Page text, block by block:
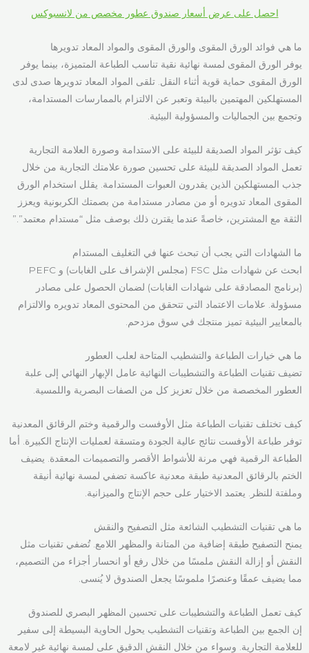
احصل على عرض أسعار صندوق عطور مخصص من لانسبوكس
ما هي فوائد الورق المقوى والورق المقوى والمواد المعاد تدويرها
يوفر الورق المقوى لمسة نهائية نقية تناسب الطباعة المتميزة، بينما يوفر
الورق المقوى حماية قوية أثناء النقل. تلقى المواد المعاد تدويرها صدى لدى
المستهلكين المهتمين بالبيئة وتعبر عن الالتزام بالممارسات المستدامة،
وتجمع بين الجماليات والمسؤولية البيئية.
كيف تؤثر المواد الصديقة للبيئة على الاستدامة وصورة العلامة التجارية
تعمل المواد الصديقة للبيئة على تحسين صورة علامتك التجارية من خلال
جذب المستهلكين الذين يقدرون العبوات المستدامة. يقلل استخدام الورق
المقوى المعاد تدويره أو من مصادر مستدامة من بصمتك الكربونية ويعزز
الثقة مع المشترين، خاصةً عندما يقترن ذلك بوصف مثل “مستدام معتمد”.”
ما الشهادات التي يجب أن تبحث عنها في التغليف المستدام
ابحث عن شهادات مثل FSC (مجلس الإشراف على الغابات) و PEFC
(برنامج المصادقة على شهادات الغابات) لضمان الحصول على مصادر
مسؤولة. علامات الاعتماد التي تتحقق من المحتوى المعاد تدويره والالتزام
بالمعايير البيئية تميز منتجك في سوق مزدحم.
ما هي خيارات الطباعة والتشطيب المتاحة لعلب العطور
تضيف تقنيات الطباعة والتشطيبات النهائية عامل الإبهار النهائي إلى علبة
العطور المخصصة من خلال تعزيز كل من الصفات البصرية واللمسية.
كيف تختلف تقنيات الطباعة مثل الأوفست والرقمية وختم الرقائق المعدنية
توفر طباعة الأوفست نتائج عالية الجودة ومتسقة لعمليات الإنتاج الكبيرة. أما
الطباعة الرقمية فهي مرنة للأشواط الأقصر والتصميمات المعقدة. يضيف
الختم بالرقائق المعدنية طبقة معدنية عاكسة تضفي لمسة نهائية أنيقة
وملفتة للنظر. يعتمد الاختيار على حجم الإنتاج والميزانية.
ما هي تقنيات التشطيب الشائعة مثل التصفيح والنقش
يمنح التصفيح طبقة إضافية من المتانة والمظهر اللامع. تُضفي تقنيات مثل
النقش أو إزالة النقش ملمسًا من خلال رفع أو انحسار أجزاء من التصميم،
مما يضيف عمقًا وعنصرًا ملموسًا يجعل الصندوق لا يُنسى.
كيف تعمل الطباعة والتشطيبات على تحسين المظهر البصري للصندوق
إن الجمع بين الطباعة وتقنيات التشطيب يحول الحاوية البسيطة إلى سفير
للعلامة التجارية. وسواء من خلال النقش الدقيق على لمسة نهائية غير لامعة